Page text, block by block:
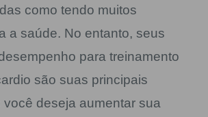
como tendo muitos
a saúde. No entanto, seus
para treinamento
são suas principais
deseja aumentar sua